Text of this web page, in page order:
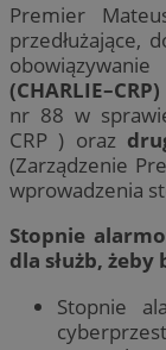
Premier
przedłużające,
(CHARLIE–CRP)
nr 88 w
CRP ) oraz
(Zarządzenie
wprowadzenia
Stopnie
dla służb, żeby
Stopnie